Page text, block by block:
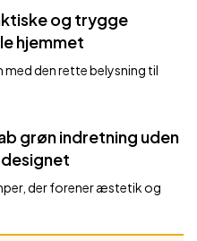
og trygge
hjemmet
den rette belysning til
grøn indretning uden
der forener æstetik og